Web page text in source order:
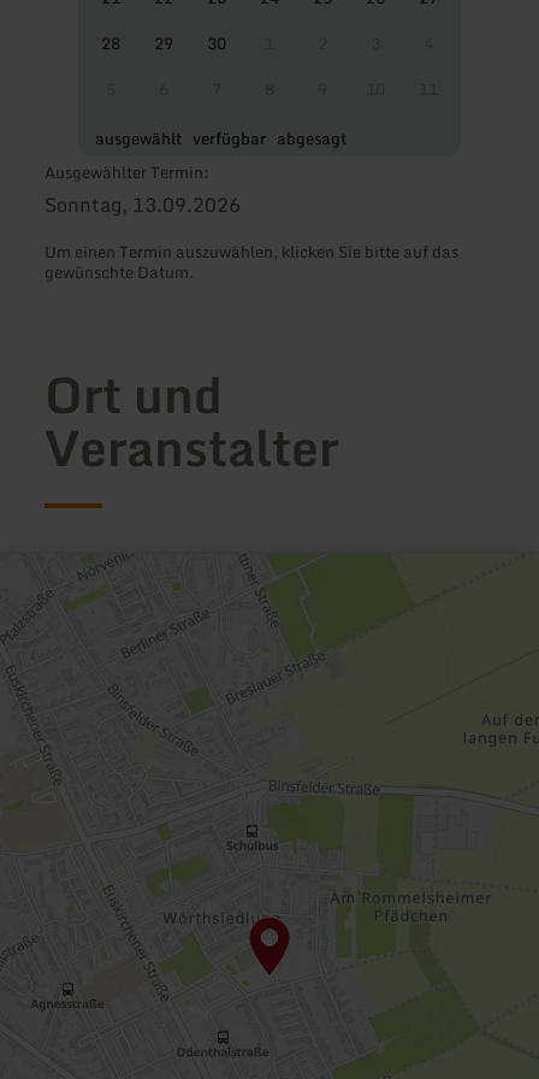
28
29 30
ausgewählt verfügbar abgesagt
Ausgewählter Termin:
Sonntag, 13.09.2026
Um einen Termin auszuwählen, klicken Sie bitte auf das
gewünschte Datum.
Ort und
Veranstalter